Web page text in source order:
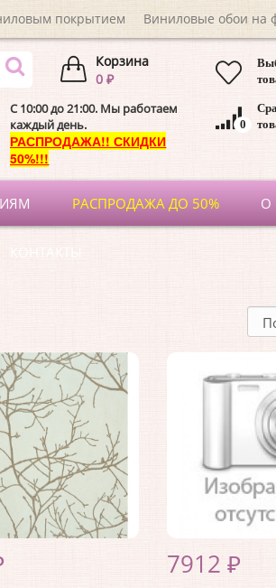
покрытием Виниловые обои на
Корзина
0 ₽
C 10:00 до 21:00. Мы работаем
каждый день.
РАСПРОДАЖА!! СКИДКИ
50%!!!
0
РАСПРОДАЖА ДО 50% О
КОНТАКТЫ
7912 ₽